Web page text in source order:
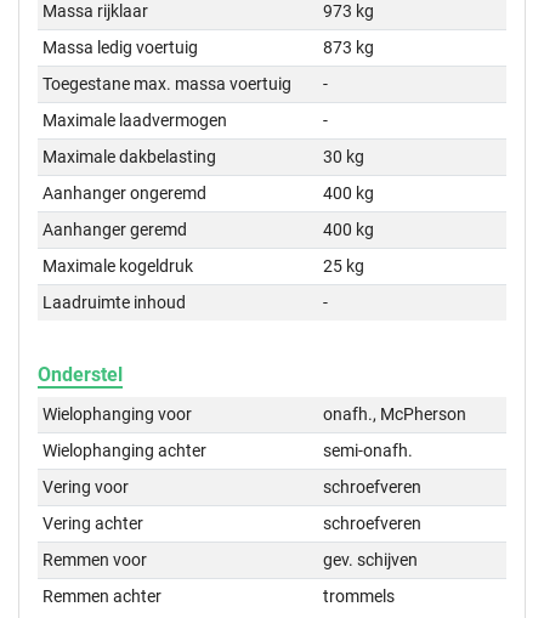
Massa rijklaar
973 kg
Massa ledig voertuig
873 kg
Toegestane max. massa voertuig
-
Maximale laadvermogen
-
Maximale dakbelasting
30 kg
Aanhanger ongeremd
400 kg
Aanhanger geremd
400 kg
Maximale kogeldruk
25 kg
Laadruimte inhoud
-
Onderstel
Wielophanging voor
onafh., McPherson
Wielophanging achter
semi-onafh.
Vering voor
schroefveren
Vering achter
schroefveren
Remmen voor
gev. schijven
Remmen achter
trommels